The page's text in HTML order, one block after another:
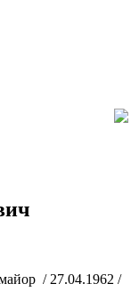
/ 27.04.1962 /